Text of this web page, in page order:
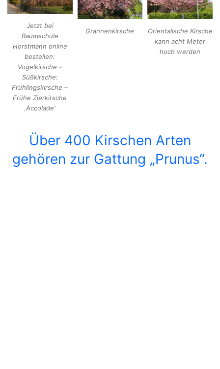
Jetzt bei
Baumschule
Horstmann online
bestellen:
Vogelkirsche –
Süßkirsche:
Frühlingskirsche –
Frühe Zierkirsche
‚Accolade‘
Grannenkirsche
Orientalische Kirsche
kann acht Meter
hoch werden
Über 400 Kirschen Arten
gehören zur Gattung „Prunus“.